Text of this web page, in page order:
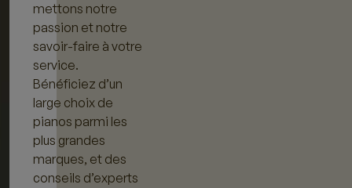
mettons notre
passion et notre
savoir-faire à votre
service.
Bénéficiez d’un
large choix de
pianos parmi les
plus grandes
marques, et des
conseils d’experts